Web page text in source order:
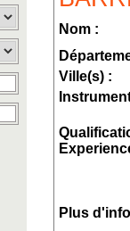
Nom :
Ville(s) :
Plus